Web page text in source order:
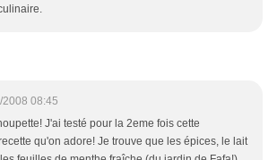
2008 08:45
J'ai testé pour la 2eme fois cette
qu'on adore! Je trouve que les épices, le lait